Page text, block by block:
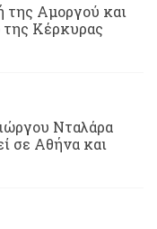
Αμοργού και
της Κέρκυρας
Νταλάρα
σε Αθήνα και